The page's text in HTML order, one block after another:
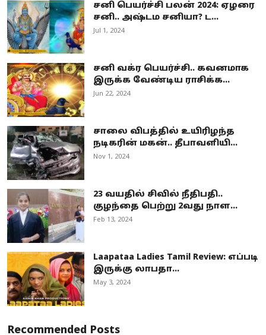
சனி பெயர்ச்சி பலன் 2024: ஏழரை
சனி.. அஷ்டம சனியா? ட...
Jul 1, 2024
சனி வக்ர பெயர்ச்சி.. கவனமாக
இருக்க வேண்டிய ராசிக்க...
Jun 22, 2024
சாலை விபத்தில் உயிரிழந்த
நடிகரின் மகன்.. தீபாவளியி...
Nov 1, 2024
23 வயதில் சிவில் நீதிபதி..
குழந்தை பெற்று 2வது நாள...
Feb 13, 2024
Laapataa Ladies Tamil Review: எப்படி
இருக்கு லாபதா...
May 3, 2024
Recommended Posts